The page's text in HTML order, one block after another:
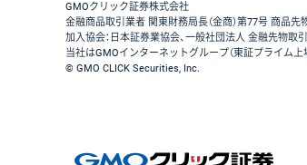
GMOクリック証券株式会社
金融商品取引業者 関東財務局長（金商）第77号 商品
加入協会：日本証券業協会、一般社団法人 金融先物取
当社はGMOインターネットグループ（東証プライム上
© GMO CLICK Securities, Inc.